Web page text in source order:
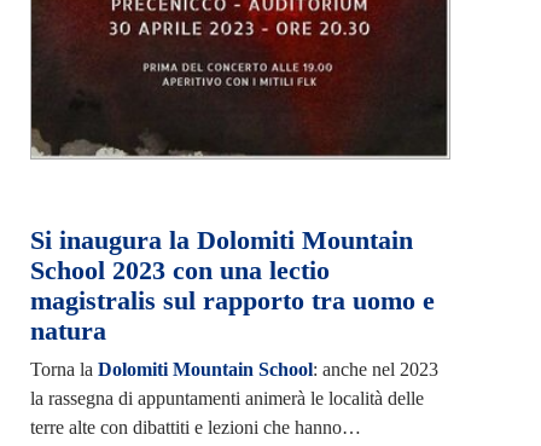
Si inaugura la Dolomiti Mountain
School 2023 con una lectio
magistralis sul rapporto tra uomo e
natura
Torna la Dolomiti Mountain School: anche nel 2023
la rassegna di appuntamenti animerà le località delle
terre alte con dibattiti e lezioni che hanno…